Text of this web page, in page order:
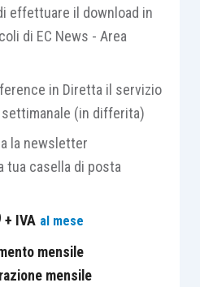
della sezione
però, precisare che
eseguita: infatti, come ha
57/E/2008 (e ancor prima
opzione avviene con il
rata della imposta
o con l’assegnazione
ai soci, in cui il
operazione coincide,
effettuare il download in
di EC News - Area
in Diretta il servizio
(in differita)
la newsletter
tua casella di posta
+ IVA al mese
mensile
mensile